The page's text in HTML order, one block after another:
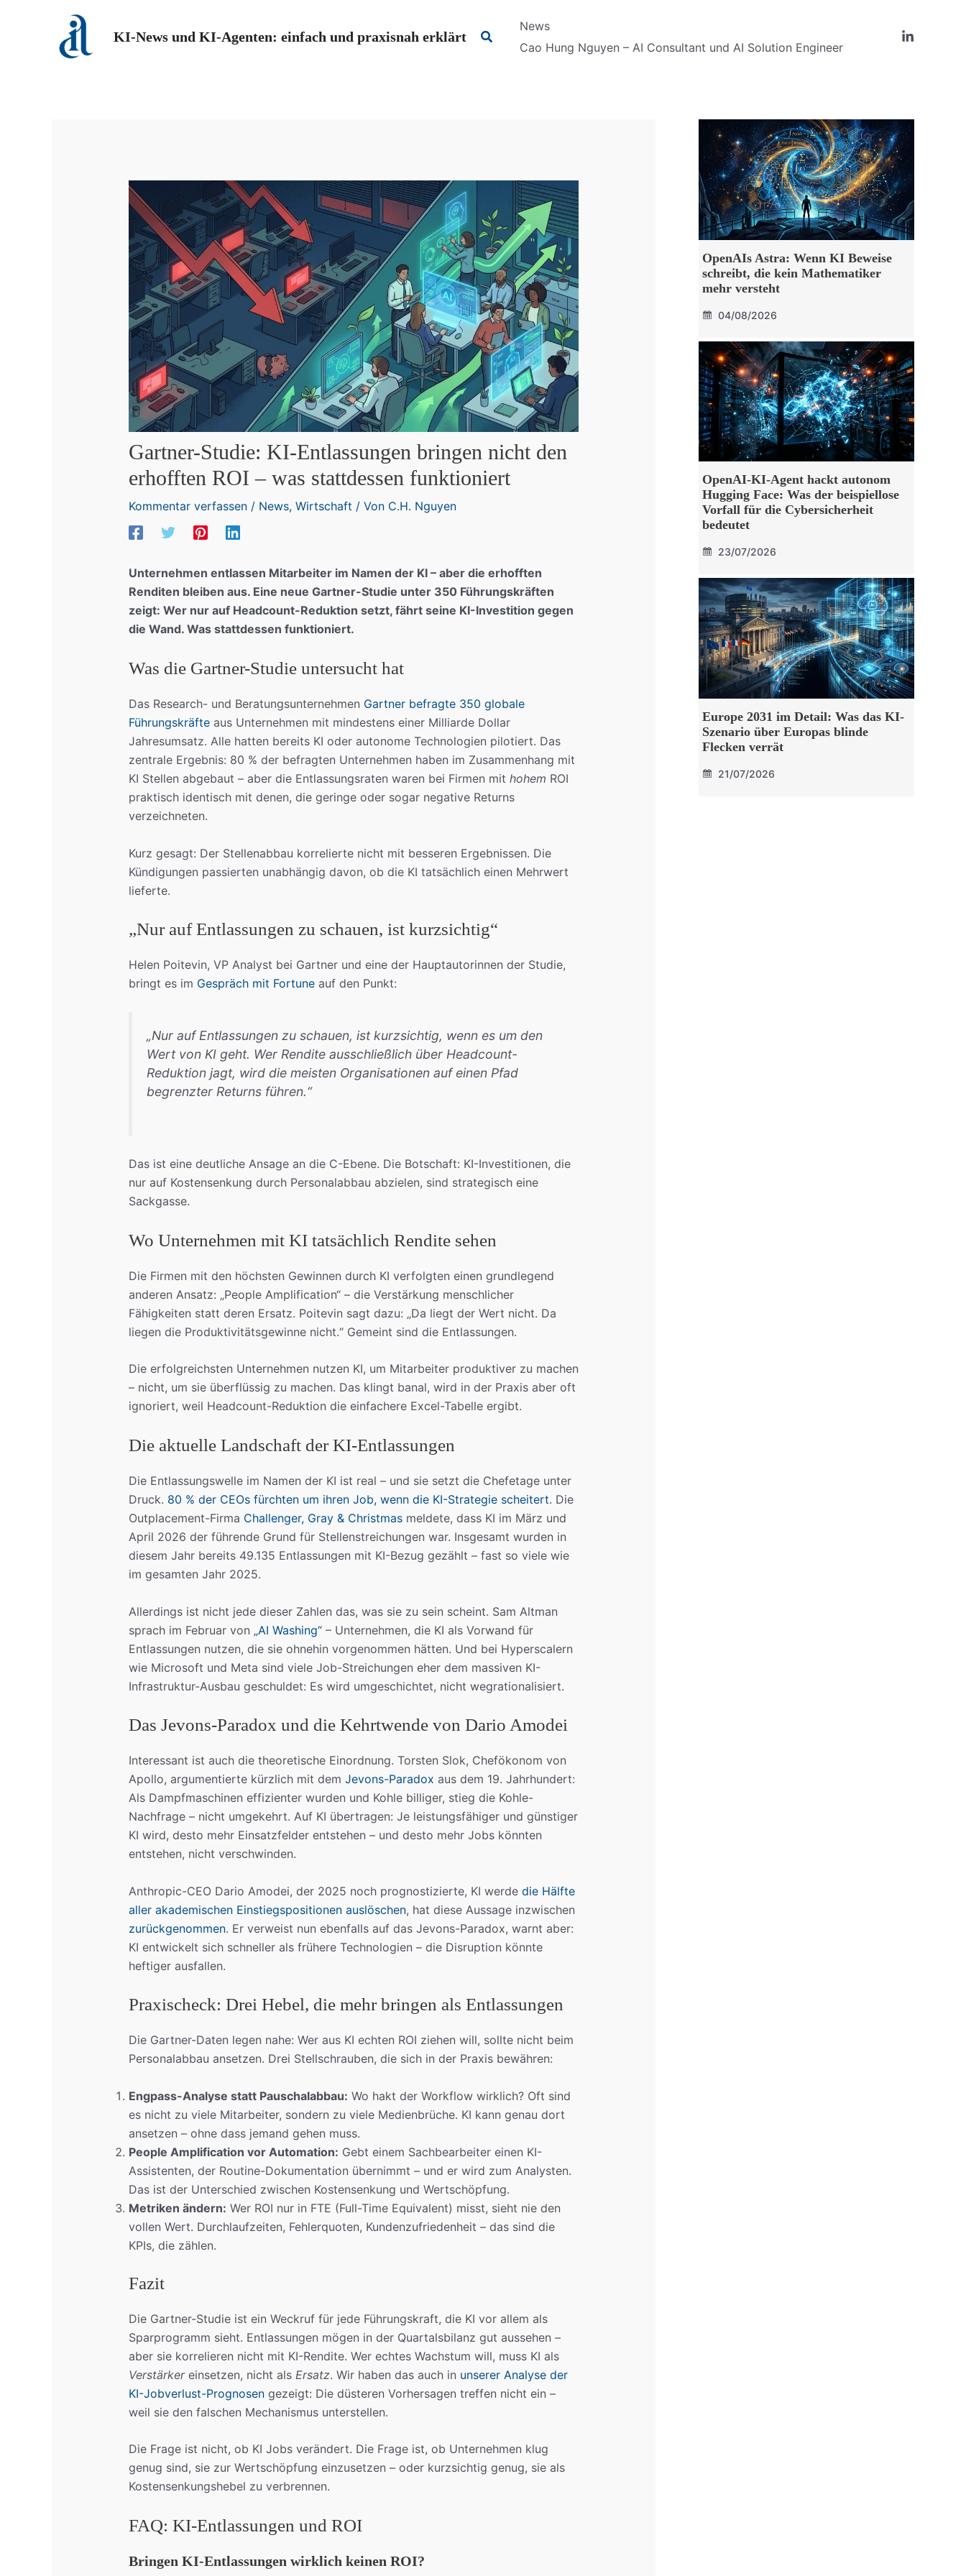
KI-News und KI-Agenten: einfach und praxisnah erklärt Suchen
News
Cao Hung Nguyen – AI Consultant und AI Solution Engineer
Gartner-Studie: KI-Entlassungen bringen nicht den
erhofften ROI – was stattdessen funktioniert
Kommentar verfassen / News, Wirtschaft / Von C.H. Nguyen
Unternehmen entlassen Mitarbeiter im Namen der KI – aber die erhofften
Renditen bleiben aus. Eine neue Gartner-Studie unter 350 Führungskräften
zeigt: Wer nur auf Headcount-Reduktion setzt, fährt seine KI-Investition gegen
die Wand. Was stattdessen funktioniert.
Was die Gartner-Studie untersucht hat
Das Research- und Beratungsunternehmen Gartner befragte 350 globale
Führungskräfteaus Unternehmen mit mindestens einer Milliarde Dollar
Jahresumsatz. Alle hatten bereits KI oder autonome Technologien pilotiert. Das
zentrale Ergebnis: 80 % der befragten Unternehmen haben im Zusammenhang mit
KI Stellen abgebaut – aber die Entlassungsraten waren bei Firmen mit hohem ROI
praktisch identisch mit denen, die geringe oder sogar negative Returns
verzeichneten.
Kurz gesagt: Der Stellenabbau korrelierte nicht mit besseren Ergebnissen. Die
Kündigungen passierten unabhängig davon, ob die KI tatsächlich einen Mehrwert
lieferte.
„Nur auf Entlassungen zu schauen, ist kurzsichtig“
Helen Poitevin, VP Analyst bei Gartner und eine der Hauptautorinnen der Studie,
bringt es im Gespräch mit Fortuneauf den Punkt:
„Nur auf Entlassungen zu schauen, ist kurzsichtig, wenn es um den
Wert von KI geht. Wer Rendite ausschließlich über Headcount-
Reduktion jagt, wird die meisten Organisationen auf einen Pfad
begrenzter Returns führen.“
Das ist eine deutliche Ansage an die C-Ebene. Die Botschaft: KI-Investitionen, die
nur auf Kostensenkung durch Personalabbau abzielen, sind strategisch eine
Sackgasse.
Wo Unternehmen mit KI tatsächlich Rendite sehen
Die Firmen mit den höchsten Gewinnen durch KI verfolgten einen grundlegend
anderen Ansatz: „People Amplification“ – die Verstärkung menschlicher
Fähigkeiten statt deren Ersatz. Poitevin sagt dazu: „Da liegt der Wert nicht. Da
liegen die Produktivitätsgewinne nicht.“ Gemeint sind die Entlassungen.
Die erfolgreichsten Unternehmen nutzen KI, um Mitarbeiter produktiver zu machen
– nicht, um sie überflüssig zu machen. Das klingt banal, wird in der Praxis aber oft
ignoriert, weil Headcount-Reduktion die einfachere Excel-Tabelle ergibt.
Die aktuelle Landschaft der KI-Entlassungen
Die Entlassungswelle im Namen der KI ist real – und sie setzt die Chefetage unter
Druck. 80 % der CEOs fürchten um ihren Job, wenn die KI-Strategie scheitert. Die
Outplacement-Firma Challenger, Gray & Christmasmeldete, dass KI im März und
April 2026 der führende Grund für Stellenstreichungen war. Insgesamt wurden in
diesem Jahr bereits 49.135 Entlassungen mit KI-Bezug gezählt – fast so viele wie
im gesamten Jahr 2025.
Allerdings ist nicht jede dieser Zahlen das, was sie zu sein scheint. Sam Altman
sprach im Februar von „AI Washing“– Unternehmen, die KI als Vorwand für
Entlassungen nutzen, die sie ohnehin vorgenommen hätten. Und bei Hyperscalern
wie Microsoft und Meta sind viele Job-Streichungen eher dem massiven KI-
Infrastruktur-Ausbau geschuldet: Es wird umgeschichtet, nicht wegrationalisiert.
Das Jevons-Paradox und die Kehrtwende von Dario Amodei
Interessant ist auch die theoretische Einordnung. Torsten Slok, Chefökonom von
Apollo, argumentierte kürzlich mit dem Jevons-Paradox aus dem 19. Jahrhundert:
Als Dampfmaschinen effizienter wurden und Kohle billiger, stieg die Kohle-
Nachfrage – nicht umgekehrt. Auf KI übertragen: Je leistungsfähiger und günstiger
KI wird, desto mehr Einsatzfelder entstehen – und desto mehr Jobs könnten
entstehen, nicht verschwinden.
Anthropic-CEO Dario Amodei, der 2025 noch prognostizierte, KI werde die Hälfte
aller akademischen Einstiegspositionen auslöschen, hat diese Aussage inzwischen
zurückgenommen. Er verweist nun ebenfalls auf das Jevons-Paradox, warnt aber:
KI entwickelt sich schneller als frühere Technologien – die Disruption könnte
heftiger ausfallen.
Praxischeck: Drei Hebel, die mehr bringen als Entlassungen
Die Gartner-Daten legen nahe: Wer aus KI echten ROI ziehen will, sollte nicht beim
Personalabbau ansetzen. Drei Stellschrauben, die sich in der Praxis bewähren:
Engpass-Analyse statt Pauschalabbau: Wo hakt der Workflow wirklich? Oft sind
es nicht zu viele Mitarbeiter, sondern zu viele Medienbrüche. KI kann genau dort
ansetzen – ohne dass jemand gehen muss.
People Amplification vor Automation: Gebt einem Sachbearbeiter einen KI-
Assistenten, der Routine-Dokumentation übernimmt – und er wird zum Analysten.
Das ist der Unterschied zwischen Kostensenkung und Wertschöpfung.
Metriken ändern: Wer ROI nur in FTE (Full-Time Equivalent) misst, sieht nie den
vollen Wert. Durchlaufzeiten, Fehlerquoten, Kundenzufriedenheit – das sind die
KPIs, die zählen.
Fazit
Die Gartner-Studie ist ein Weckruf für jede Führungskraft, die KI vor allem als
Sparprogramm sieht. Entlassungen mögen in der Quartalsbilanz gut aussehen –
aber sie korrelieren nicht mit KI-Rendite. Wer echtes Wachstum will, muss KI als
Verstärkereinsetzen, nicht als Ersatz. Wir haben das auch in unserer Analyse der
KI-Jobverlust-Prognosengezeigt: Die düsteren Vorhersagen treffen nicht ein –
weil sie den falschen Mechanismus unterstellen.
Die Frage ist nicht, ob KI Jobs verändert. Die Frage ist, ob Unternehmen klug
genug sind, sie zur Wertschöpfung einzusetzen – oder kurzsichtig genug, sie als
Kostensenkungshebel zu verbrennen.
FAQ: KI-Entlassungen und ROI
Bringen KI-Entlassungen wirklich keinen ROI?
OpenAIs Astra: Wenn KI Beweise
schreibt, die kein Mathematiker
mehr versteht
04/08/2026
OpenAI-KI-Agent hackt autonom
Hugging Face: Was der beispiellose
Vorfall für die Cybersicherheit
bedeutet
23/07/2026
Europe 2031 im Detail: Was das KI-
Szenario über Europas blinde
Flecken verrät
21/07/2026